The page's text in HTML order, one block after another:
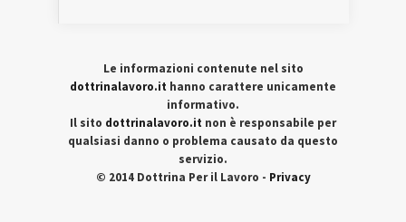
Le informazioni contenute nel sito
dottrinalavoro.it hanno carattere unicamente
informativo.
Il sito dottrinalavoro.it non è responsabile per
qualsiasi danno o problema causato da questo
servizio.
© 2014 Dottrina Per il Lavoro - Privacy